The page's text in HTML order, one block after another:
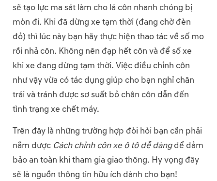
sẽ tạo lực ma sát làm cho lá côn nhanh chóng bị
mòn đi. Khi đã dừng xe tạm thời (đang chờ đèn
đỏ) thì lúc này bạn hãy thực hiện thao tác về số mo
rồi nhả côn. Không nên đạp hết côn và để số xe
khi xe đang dừng tạm thời. Việc điều chỉnh côn
như vậy vừa có tác dụng giúp cho bạn nghỉ chân
trái và tránh được sơ suất bỏ chân côn dẫn đến
tình trạng xe chết máy.
Trên đây là những trường hợp đòi hỏi bạn cần phải
nắm được Cách chỉnh côn xe ô tô dễ dàngđể đảm
bảo an toàn khi tham gia giao thông. Hy vọng đây
sẽ là nguồn thông tin hữu ích dành cho bạn!